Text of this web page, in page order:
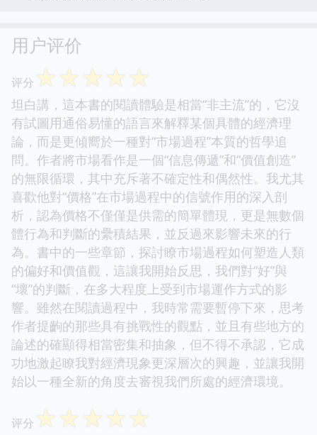
用户评价
评分 ☆☆☆☆☆
坦白講，這本書的閱讀體驗是相當“非主流”的，它沒
有試圖用通俗易懂的語言來解釋某個具體的經濟理
論，而是更傾嚮於一種對“市場過程”本質的哲學追
問。作者將市場看作是一個“信息傳遞”和“價值創造”
的無限循環，其中充斥著不確定性和偶然性。我尤其
喜歡他對“價格”在市場過程中的信號作用的深入剖
析，認為價格不僅僅是供需的簡單體現，更是無數個
體行為和判斷的纍積結果，並反過來影響未來的行
為。書中的一些章節，探討瞭市場過程如何塑造人類
的偏好和價值觀，這讓我開始反思，我們對“好”與
“壞”的判斷，在多大程度上受到市場運作方式的影
響。雖然在閱讀過程中，我時常需要暫停下來，思考
作者提齣的那些具有挑戰性的觀點，並且有些地方的
論述的確顯得相當密集和抽象，但不得不承認，它成
功地激起瞭我對經濟現象更深層次的興趣，並讓我開
始以一種全新的角度去審視我們所處的經濟環境。
评分 ☆☆☆☆☆